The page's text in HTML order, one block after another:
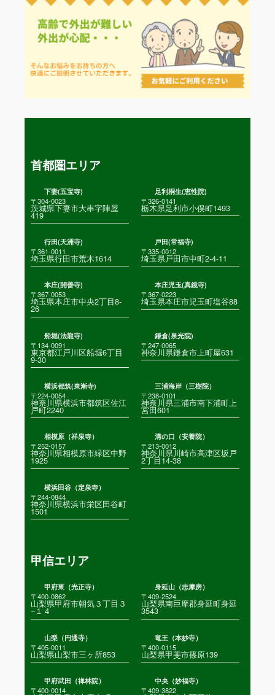
首都圏エリア
下妻(五宝寺)
〒304-0023
茨城県下妻市大串字陣屋
419
足利桐生(恵性院)
〒326-0141
栃木県足利市小俣町1493
行田(天洲寺)
〒361-0011
埼玉県行田市荒木1614
戸田(常福寺)
〒335-0012
埼玉県戸田市中町2-4-11
本庄(開善寺)
〒367-0053
埼玉県本庄市中央2丁目8-
26
本庄児玉(真鏡寺)
〒367-0223
埼玉県本庄市児玉町塩谷88
船堀(法龍寺)
〒134-0091
東京都江戸川区船堀6丁目
9-30
鎌倉(泉光院)
〒247-0065
神奈川県鎌倉市上町屋631
横浜都筑(東漸寺)
〒224-0054
神奈川県横浜市都筑区佐江
戸町2240
三浦海岸（三樹院）
〒238-0101
神奈川県三浦市南下浦町上
宮田601
相模原（祥泉寺）
〒252-0157
神奈川県相模原市緑区中野
1925
溝の口（安養院）
〒213-0012
神奈川県川崎市高津区坂戸
2丁目14-38
横浜田谷（定泉寺）
〒244-0844
神奈川県横浜市栄区田谷町
1501
甲信エリア
甲府東（光正寺）
〒400-0862
山梨県甲府市朝気３丁目３
−１４
身延山（志摩房）
〒409-2524
山梨県南巨摩郡身延町身延
3543
山梨（円通寺）
〒405-0011
山梨県山梨市三ヶ所853
竜王（本妙寺）
〒400-0115
山梨県甲斐市篠原139
甲府武田（禅林院）
〒400-0014
中央（妙福寺）
〒409-3822